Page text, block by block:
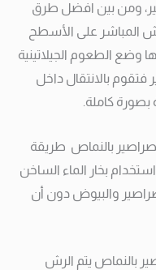
ومن بين افضل طرق
المباشر على الأسطح
وضع الطعوم الجيلاتينية
فتقوم بالانتقال داخل
كاملة.
بالنماص طريقة
بخار الماء الساخن
والبيوض دون أن
بالنماص يتم الرش